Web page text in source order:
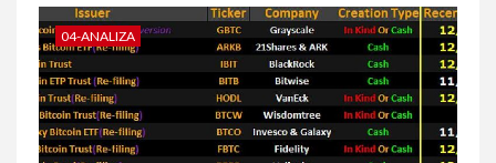
04-ANALIZA